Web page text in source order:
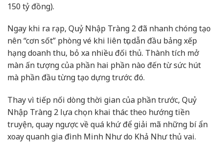
150 tỷ đồng).
Ngay khi ra rạp, Quỷ Nhập Tràng 2 đã nhanh chóng tạo
nên “cơn sốt” phòng vé khi liên tục dẫn đầu bảng xếp
hạng doanh thu, bỏ xa nhiều đối thủ. Thành tích mở
màn ấn tượng của phần hai phần nào đến từ sức hút
mà phần đầu từng tạo dựng trước đó.
Thay vì tiếp nối dòng thời gian của phần trước, Quỷ
Nhập Tràng 2 lựa chọn khai thác theo hướng tiền
truyện, quay ngược về quá khứ để giải mã những bí ẩn
xoay quanh gia đình Minh Như do Khả Như thủ vai.